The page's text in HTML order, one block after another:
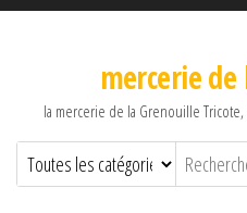
mercerie
la mercerie de la Grenouille